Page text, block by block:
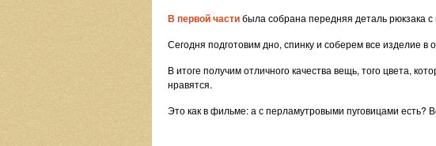
В первой частибыла собрана передняя деталь рюкзака
Сегодня подготовим дно, спинку и соберем все изделие в
В итоге получим отличного качества вещь, того цвета,
нравятся.
Это как в фильме: а с перламутровыми пуговицами есть?